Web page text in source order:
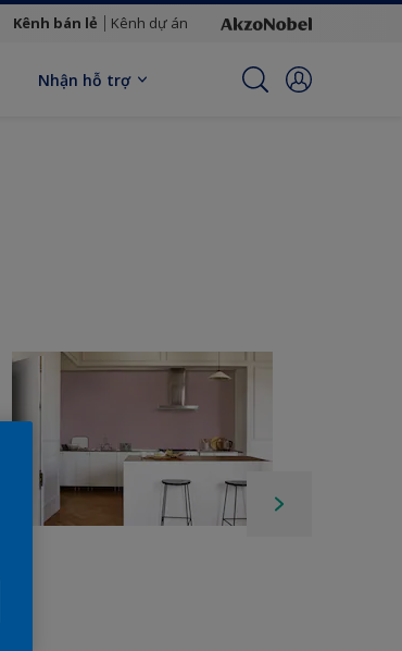
Kênh bán lẻ Kênh dự án
Nhận hỗ trợ